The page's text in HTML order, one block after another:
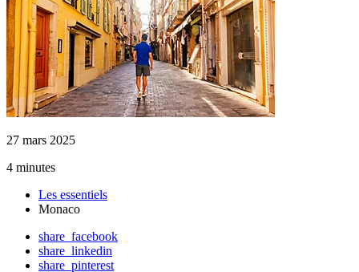
27 mars 2025
4 minutes
Les essentiels
Monaco
share_facebook
share_linkedin
share_pinterest